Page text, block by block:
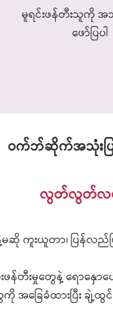
မူရင်းဖန်တီးသူကို
ဖော်ပြပါ
ဝက်ဘ်ဆိုက်အသုံး
လွတ်လွတ်လ
ကူးယူတာ၊ ပြန်လည်ဖ
ဖန်တီးမှုတွေနဲ့ ရောနှော
ေကို အခြေခံထားပြီး